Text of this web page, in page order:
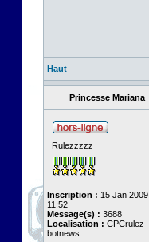
Haut
Princesse Mariana
Rulezzzzz
Inscription : 15 Jan 2009,
11:52
Message(s) : 3688
Localisation : CPCrulez
botnews